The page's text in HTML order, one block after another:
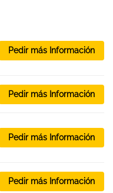
Pedir más Información
Pedir más Información
Pedir más Información
Pedir más Información